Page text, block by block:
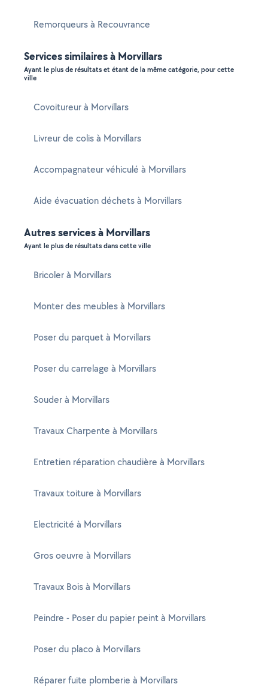
Remorqueurs à Recouvrance
Services similaires à Morvillars
Ayant le plus de résultats et étant de la même catégorie, pour cette
ville
Covoitureur à Morvillars
Livreur de colis à Morvillars
Accompagnateur véhiculé à Morvillars
Aide évacuation déchets à Morvillars
Autres services à Morvillars
Ayant le plus de résultats dans cette ville
Bricoler à Morvillars
Monter des meubles à Morvillars
Poser du parquet à Morvillars
Poser du carrelage à Morvillars
Souder à Morvillars
Travaux Charpente à Morvillars
Entretien réparation chaudière à Morvillars
Travaux toiture à Morvillars
Electricité à Morvillars
Gros oeuvre à Morvillars
Travaux Bois à Morvillars
Peindre - Poser du papier peint à Morvillars
Poser du placo à Morvillars
Réparer fuite plomberie à Morvillars